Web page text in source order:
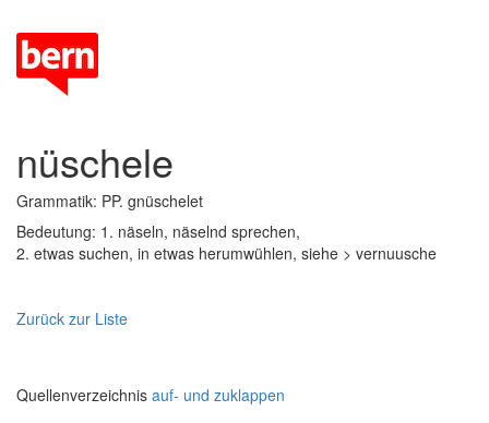
nüschele
Grammatik: PP. gnüschelet
Bedeutung: 1. näseln, näselnd sprechen,
2. etwas suchen, in etwas herumwühlen, siehe > vernuusche
Zurück zur Liste
Quellenverzeichnis auf- und zuklappen